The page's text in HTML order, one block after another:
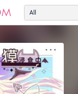
All